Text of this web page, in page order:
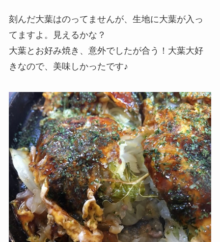
刻んだ大葉はのってませんが、生地に大葉が入っ
てますよ。見えるかな？
大葉とお好み焼き、意外でしたが合う！大葉大好
きなので、美味しかったです♪